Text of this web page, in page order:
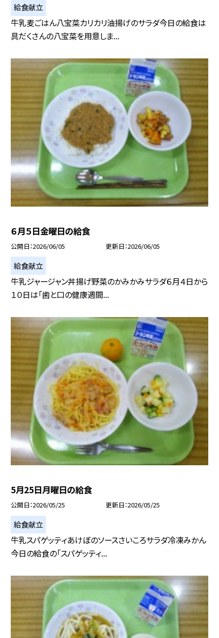
給食献立
牛乳麦ごはん八宝菜カリカリ油揚げのサラダ今日の給食は
具だくさんの八宝菜を用意しま...
６月５日金曜日の給食
公開日 2026/06/05 更新日 2026/06/05
給食献立
牛乳ジャージャン丼揚げ野菜のかみかみサラダ６月４日から
１０日は「歯と口の健康週間...
5月25日月曜日の給食
公開日 2026/05/25 更新日 2026/05/25
給食献立
牛乳スパゲッティあけぼのソースさいころサラダ冷凍みかん
今日の給食の「スパゲッティ...